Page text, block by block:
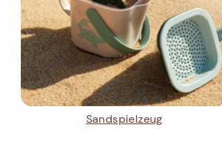
Sandspielzeug